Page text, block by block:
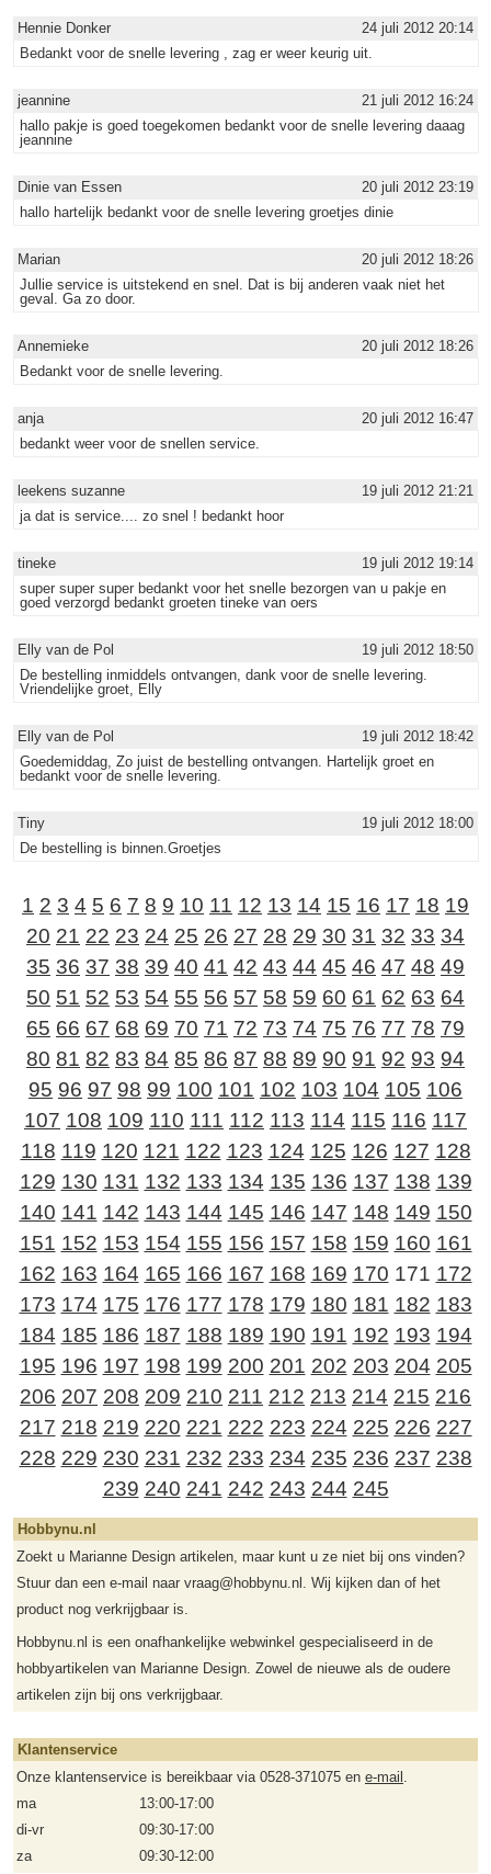
Hennie Donker
24 juli 2012 20:14
Bedankt voor de snelle levering , zag er weer keurig uit.
jeannine
21 juli 2012 16:24
hallo pakje is goed toegekomen bedankt voor de snelle levering daaag
jeannine
Dinie van Essen
20 juli 2012 23:19
hallo hartelijk bedankt voor de snelle levering groetjes dinie
Marian
20 juli 2012 18:26
Jullie service is uitstekend en snel. Dat is bij anderen vaak niet het
geval. Ga zo door.
Annemieke
20 juli 2012 18:26
Bedankt voor de snelle levering.
anja
20 juli 2012 16:47
bedankt weer voor de snellen service.
leekens suzanne
19 juli 2012 21:21
ja dat is service.... zo snel ! bedankt hoor
tineke
19 juli 2012 19:14
super super super bedankt voor het snelle bezorgen van u pakje en
goed verzorgd bedankt groeten tineke van oers
Elly van de Pol
19 juli 2012 18:50
De bestelling inmiddels ontvangen, dank voor de snelle levering.
Vriendelijke groet, Elly
Elly van de Pol
19 juli 2012 18:42
Goedemiddag, Zo juist de bestelling ontvangen. Hartelijk groet en
bedankt voor de snelle levering.
Tiny
19 juli 2012 18:00
De bestelling is binnen.Groetjes
1 2 3 4 5 6 7 8 9 10 11 12 13 14 15 16 17 18 19
20 21 22 23 24 25 26 27 28 29 30 31 32 33 34
35 36 37 38 39 40 41 42 43 44 45 46 47 48 49
50 51 52 53 54 55 56 57 58 59 60 61 62 63 64
65 66 67 68 69 70 71 72 73 74 75 76 77 78 79
80 81 82 83 84 85 86 87 88 89 90 91 92 93 94
95 96 97 98 99 100 101 102 103 104 105 106
107 108 109 110 111 112 113 114 115 116 117
118 119 120 121 122 123 124 125 126 127 128
129 130 131 132 133 134 135 136 137 138 139
140 141 142 143 144 145 146 147 148 149 150
151 152 153 154 155 156 157 158 159 160 161
162 163 164 165 166 167 168 169 170 171 172
173 174 175 176 177 178 179 180 181 182 183
184 185 186 187 188 189 190 191 192 193 194
195 196 197 198 199 200 201 202 203 204 205
206 207 208 209 210 211 212 213 214 215 216
217 218 219 220 221 222 223 224 225 226 227
228 229 230 231 232 233 234 235 236 237 238
239 240 241 242 243 244 245
Hobbynu.nl
Zoekt u Marianne Design artikelen, maar kunt u ze niet bij ons vinden?
Stuur dan een e-mail naar vraag@hobbynu.nl. Wij kijken dan of het
product nog verkrijgbaar is.
Hobbynu.nl is een onafhankelijke webwinkel gespecialiseerd in de
hobbyartikelen van Marianne Design. Zowel de nieuwe als de oudere
artikelen zijn bij ons verkrijgbaar.
Klantenservice
Onze klantenservice is bereikbaar via 0528-371075 en e-mail .
ma
13:00-17:00
di-vr
09:30-17:00
za
09:30-12:00